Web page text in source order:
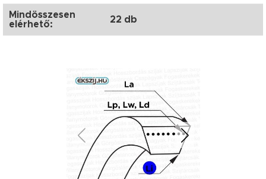
Mindösszesen
elérhető:
22 db